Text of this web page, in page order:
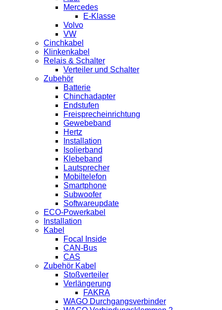
Mercedes
E-Klasse
Volvo
VW
Cinchkabel
Klinkenkabel
Relais & Schalter
Verteiler und Schalter
Zubehör
Batterie
Chinchadapter
Endstufen
Freisprecheinrichtung
Gewebeband
Hertz
Installation
Isolierband
Klebeband
Lautsprecher
Mobiltelefon
Smartphone
Subwoofer
Softwareupdate
ECO-Powerkabel
Installation
Kabel
Focal Inside
CAN-Bus
CAS
Zubehör Kabel
Stoßverteiler
Verlängerung
FAKRA
WAGO Durchgangsverbinder